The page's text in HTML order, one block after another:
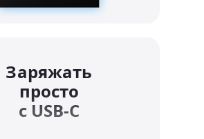
Заряжать
просто
с USB-C